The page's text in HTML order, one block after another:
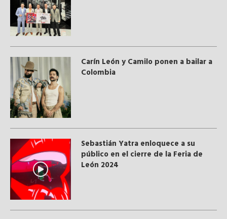
Carín León y Camilo ponen a bailar a
Colombia
Sebastián Yatra enloquece a su
público en el cierre de la Feria de
León 2024